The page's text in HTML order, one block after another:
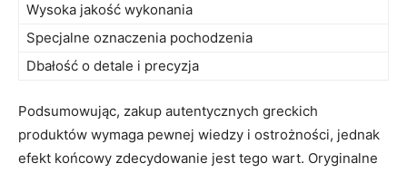
Wysoka jakość​ wykonania
Specjalne oznaczenia pochodzenia
Dbałość o⁤ detale i precyzja
Podsumowując, zakup autentycznych greckich
produktów wymaga pewnej ⁤wiedzy i​ ostrożności, jednak
efekt końcowy zdecydowanie jest tego wart. Oryginalne